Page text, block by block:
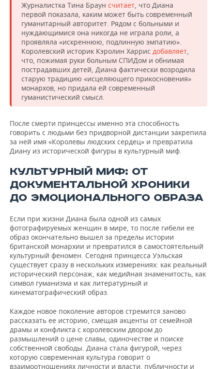
Журналистка Тина Браун считает, что Диана
первой показала, каким может быть современный
гуманитарный авторитет. Рядом с больными и
нуждающимися она никогда не играла роли, а
проявляла «искреннюю, подлинную эмпатию».
Королевский историк Кэролин Харрис добавляет,
что, пожимая руки больным СПИДом и обнимая
пострадавших детей, Диана фактически возродила
старую традицию «исцеляющего прикосновения»
монархов, но придала ей современный
гуманистический смысл.
После смерти принцессы именно эта способность
говорить с людьми без придворной дистанции закрепила
за ней имя «Королевы людских сердец» и превратила
Диану из исторической фигуры в культурный миф.
КУЛЬТУРНЫЙ МИФ: ОТ
ДОКУМЕНТАЛЬНОЙ ХРОНИКИ
ДО ЭМОЦИОНАЛЬНОГО ОБРАЗА
Если при жизни Диана была одной из самых
фотографируемых женщин в мире, то после гибели ее
образ окончательно вышел за пределы истории
британской монархии и превратился в самостоятельный
культурный феномен. Сегодня принцесса Уэльская
существует сразу в нескольких измерениях: как реальный
исторический персонаж, как медийная знаменитость, как
символ гуманизма и как литературный и
кинематографический образ.
Каждое новое поколение авторов стремится заново
рассказать ее историю, смещая акценты от семейной
драмы и конфликта с королевским двором до
размышлений о цене славы, одиночестве и поиске
собственной свободы. Диана стала фигурой, через
которую современная культура говорит о
взаимоотношениях личности и власти, публичности и